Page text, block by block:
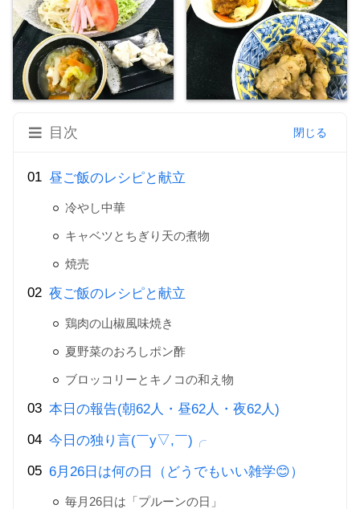
目次
昼ご飯のレシピと献立
冷やし中華
キャベツとちぎり天の煮物
焼売
夜ご飯のレシピと献立
鶏肉の山椒風味焼き
夏野菜のおろしポン酢
ブロッコリーとキノコの和え物
本日の報告(朝62人・昼62人・夜62人)
今日の独り言(￣y▽,￣)╭
6月26日は何の日（どうでもいい雑学😊）
毎月26日は「プルーンの日」